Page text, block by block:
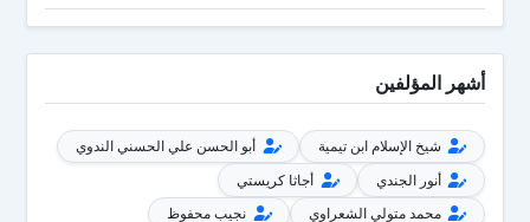
أشهر المؤلفين
شيخ الإسلام ابن تيمية
أبو الحسن علي الحسني الندوي
أنور الجندي
أجاثا كريستي
محمد متولي الشعراوي
نجيب محفوظ